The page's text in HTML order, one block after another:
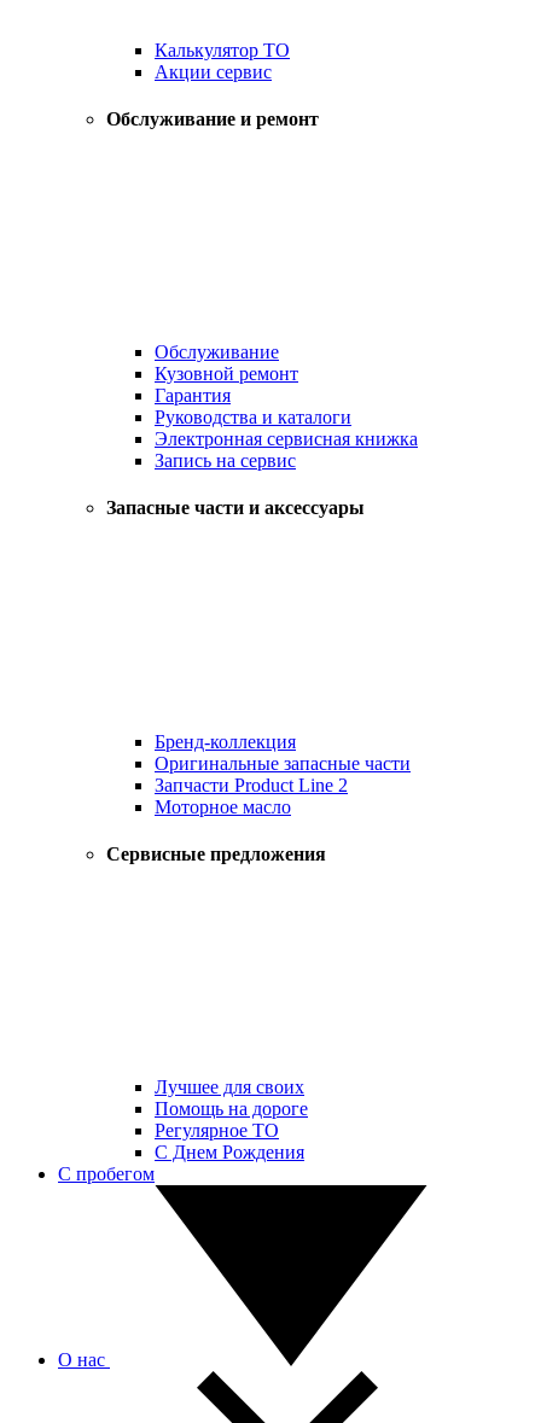
Калькулятор ТО
Акции сервис
Обслуживание и ремонт
Обслуживание
Кузовной ремонт
Гарантия
Руководства и каталоги
Электронная сервисная книжка
Запись на сервис
Запасные части и аксессуары
Бренд-коллекция
Оригинальные запасные части
Запчасти Product Line 2
Моторное масло
Сервисные предложения
Лучшее для своих
Помощь на дороге
Регулярное ТО
С Днем Рождения
С пробегом
О нас